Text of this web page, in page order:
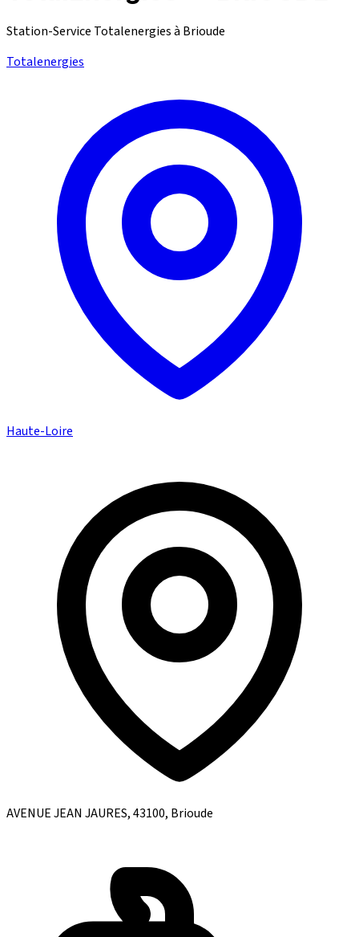
Station-Service Totalenergies à Brioude
Totalenergies
Haute-Loire
AVENUE JEAN JAURES, 43100, Brioude